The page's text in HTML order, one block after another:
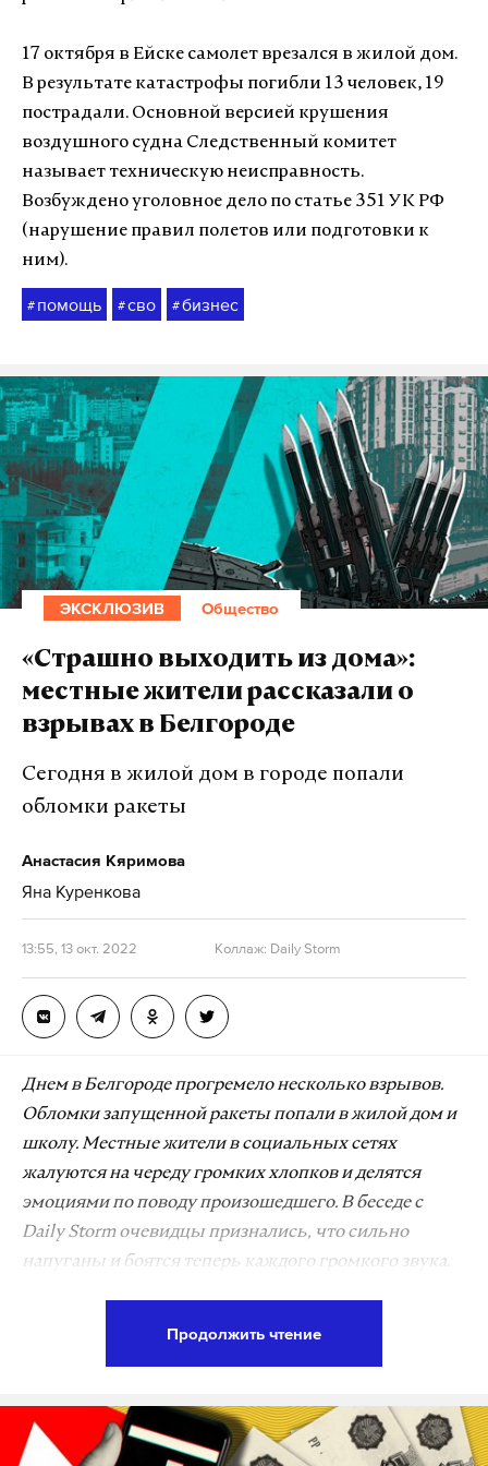
17 октября в Ейске самолет врезался в жилой дом.
В результате катастрофы погибли 13 человек, 19
пострадали. Основной версией крушения
воздушного судна Следственный комитет
называет техническую неисправность.
Возбуждено уголовное дело по статье 351 УК РФ
(нарушение правил полетов или подготовки к
ним).
# помощь #сво #бизнес
ЭКСКЛЮЗИВ Общество
«Страшно выходить из дома»:
местные жители рассказали о
взрывах в Белгороде
Сегодня в жилой дом в городе попали
обломки ракеты
Анастасия Кяримова
Яна Куренкова
13:55, 13 окт. 2022 Коллаж: Daily Storm
Днем в Белгороде прогремело несколько взрывов.
Обломки запущенной ракеты попали в жилой дом и
школу. Местные жители в социальных сетях
жалуются на череду громких хлопков и делятся
эмоциями по поводу произошедшего. В беседе с
Daily Storm очевидцы признались, что сильно
напуганы и боятся теперь каждого громкого звука.
пойти на работу из-за происходящих событий и
переживает за свою безопасность.
Продолжить чтение